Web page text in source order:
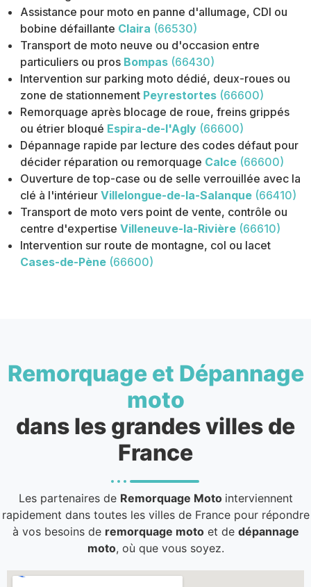
Assistance pour moto en panne d'allumage, CDI ou
bobine défaillante Claira (66530)
Transport de moto neuve ou d'occasion entre
particuliers ou pros Bompas (66430)
Intervention sur parking moto dédié, deux-roues ou
zone de stationnement Peyrestortes (66600)
Remorquage après blocage de roue, freins grippés
ou étrier bloqué Espira-de-l'Agly (66600)
Dépannage rapide par lecture des codes défaut pour
décider réparation ou remorquage Calce (66600)
Ouverture de top-case ou de selle verrouillée avec la
clé à l'intérieur Villelongue-de-la-Salanque (66410)
Transport de moto vers point de vente, contrôle ou
centre d'expertise Villeneuve-la-Rivière (66610)
Intervention sur route de montagne, col ou lacet
Cases-de-Pène (66600)
Remorquage et Dépannage
moto
dans les grandes villes de
France
Les partenaires de Remorquage Moto interviennent
rapidement dans toutes les villes de France pour répondre
à vos besoins de remorquage motoet de dépannage
moto, où que vous soyez.